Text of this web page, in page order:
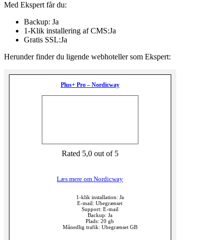
Med Ekspert får du:
Backup: Ja
1-Klik installering af CMS:Ja
Gratis SSL:Ja
Herunder finder du ligende webhoteller som Ekspert:
Plus+ Pro – Nordicway
Rated 5,0 out of 5
Læs mere om Nordicway
1-klik installation: Ja
E-mail: Ubegrænset
Support: E-mail
Backup: Ja
Plads: 20 gb
Månedlig trafik: Ubegrænset GB